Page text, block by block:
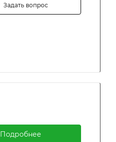
Задать вопрос
Подробнее